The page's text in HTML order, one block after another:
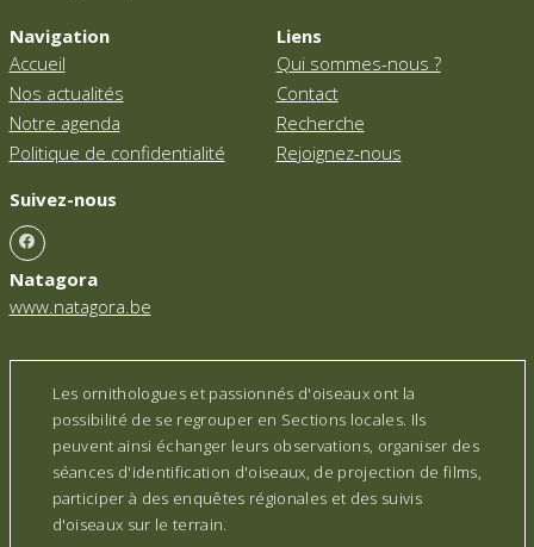
Navigation
Accueil
Nos actualités
Notre agenda
Politique de confidentialité
Liens
Qui sommes-nous ?
Contact
Recherche
Rejoignez-nous
Suivez-nous
Natagora
www.natagora.be
Les ornithologues et passionnés d'oiseaux ont la
possibilité de se regrouper en Sections locales. Ils
peuvent ainsi échanger leurs observations, organiser des
séances d'identification d'oiseaux, de projection de films,
participer à des enquêtes régionales et des suivis
d'oiseaux sur le terrain.